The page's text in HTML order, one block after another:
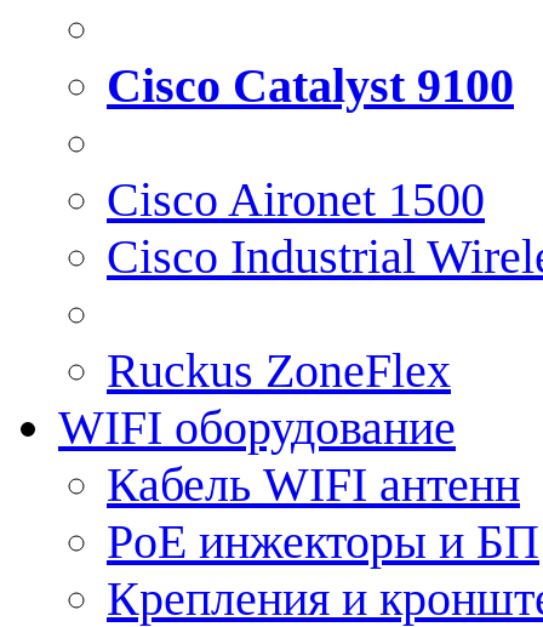
Cisco Catalyst 9100
Cisco Aironet 1500
Cisco Industrial
Ruckus ZoneFlex
WIFI оборудование
Кабель WIFI антенн
PoE инжекторы и БП
Крепления и